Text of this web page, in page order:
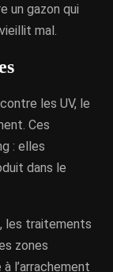
un gazon qui
mal.
les UV, le
Ces
: elles
dans le
les traitements
zones
l’arrachement